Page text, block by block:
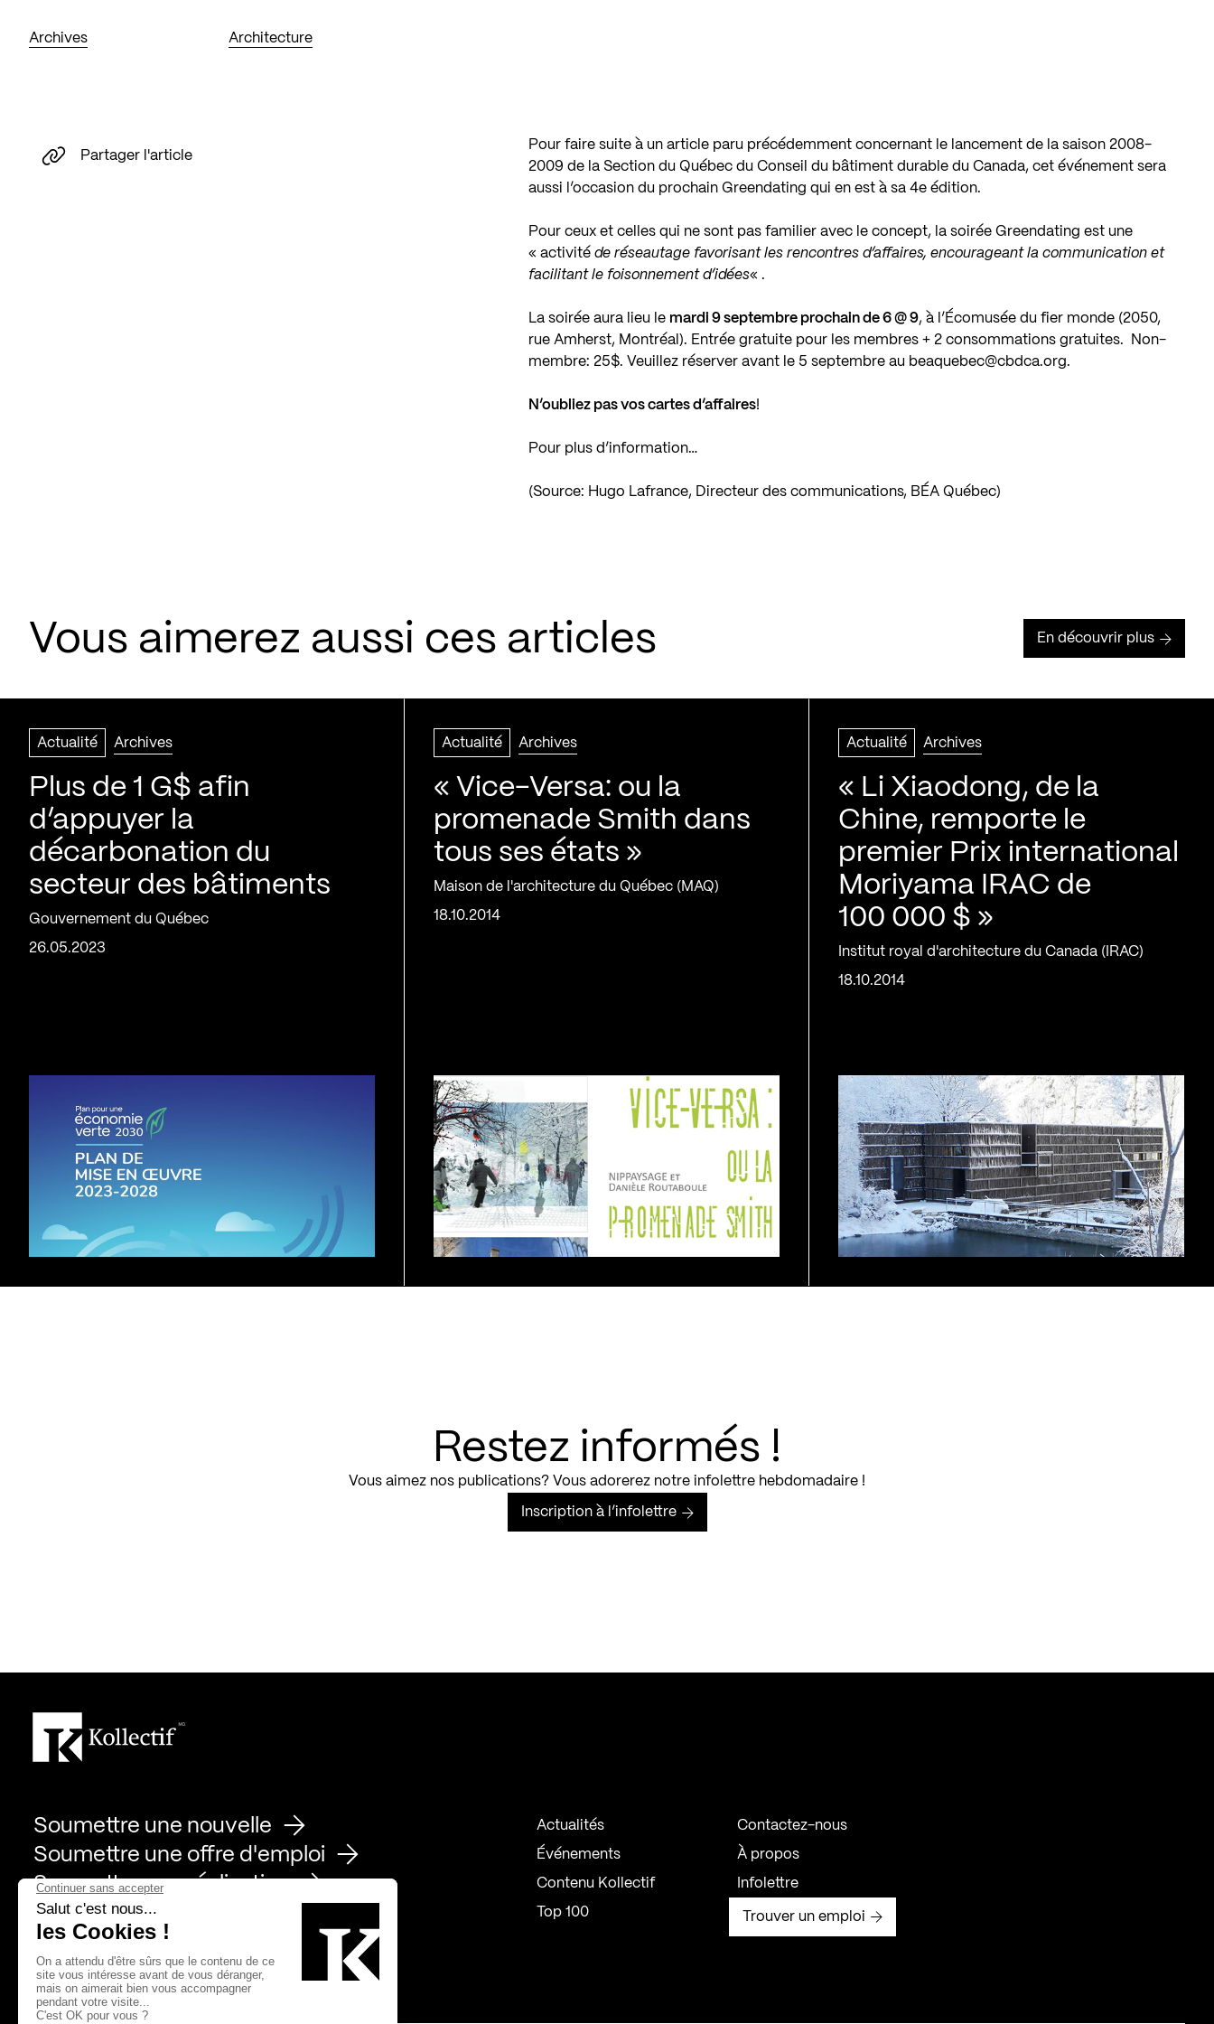
Archives Architecture
Pour faire suite à un article paru précédemment concernant le lancement de la saison 2008-
2009 de la Section du Québec du Conseil du bâtiment durable du Canada, cet événement sera
aussi l’occasion du prochain Greendating qui en est à sa 4e édition.
Pour ceux et celles qui ne sont pas familier avec le concept, la soirée Greendating est une
« activitéde réseautage favorisant les rencontres d’affaires, encourageant la communication et
facilitant le foisonnement d’idées« .
La soirée aura lieu le mardi 9 septembre prochain de6 @ 9, à l’Écomusée du fier monde (2050,
rue Amherst, Montréal). Entrée gratuite pour les membres + 2 consommations gratuites. Non-
membre: 25$. Veuillez réserver avant le 5 septembre au beaquebec@cbdca.org.
N’oubliez pas vos cartes d’affaires!
Pour plus d’information…
(Source: Hugo Lafrance, Directeur des communications, BÉA Québec)
Partager l'article
Vous aimerez aussi ces articles En découvrir plus
Actualité Archives
Plus de 1 G$ afin
d’appuyer la
décarbonation du
secteur des bâtiments
Gouvernement du Québec
26.05.2023
Actualité Archives
« Vice-Versa: ou la
promenade Smith dans
tous ses états »
Maison de l'architecture du Québec (MAQ)
18.10.2014
Actualité Archives
« Li Xiaodong, de la
Chine, remporte le
premier Prix international
Moriyama IRAC de
100 000 $ »
Institut royal d'architecture du Canada (IRAC)
18.10.2014
Restez informés !
Vous aimez nos publications? Vous adorerez notre infolettre hebdomadaire !
Inscription à l’infolettre
Soumettre une nouvelle
Soumettre une offre d'emploi
Soumettre une réalisation
Actualités
Événements
Contenu Kollectif
Top 100
Contactez-nous
À propos
Infolettre
Trouver un emploi
Page Facebook de Kollectif
Page Instagram de Kollectif
Page Linkedin de Kollectif